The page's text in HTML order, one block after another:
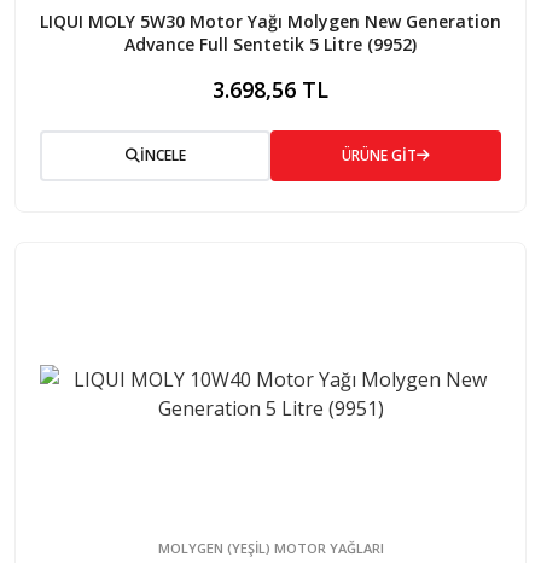
LIQUI MOLY 5W30 Motor Yağı Molygen New Generation
Advance Full Sentetik 5 Litre (9952)
3.698,56 TL
İNCELE ÜRÜNE GİT
MOLYGEN (YEŞİL) MOTOR YAĞLARI